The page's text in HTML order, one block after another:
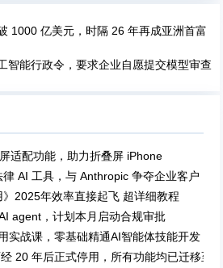
1000 亿美元，时隔 26 年再成亚洲首富
智能行政令，要求企业自愿提交模型审查
适配功能，助力折叠屏 iPhone
AI 工具，与 Anthropic 争夺企业客户
》2025年效率直接起飞 超详细教程
agent，计划本月启动合规审批
实战课，零基础精通AI智能体技能开发
20 年后正式停用，所有功能均已迁移至